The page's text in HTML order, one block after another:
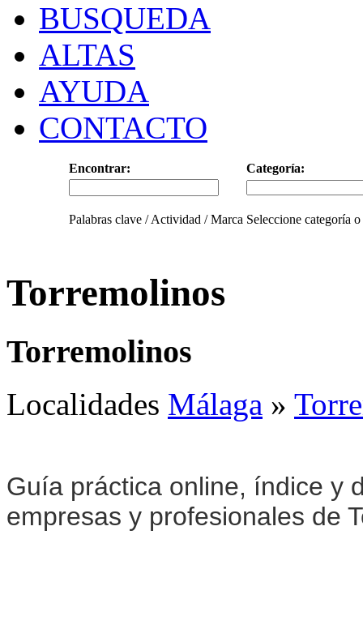
BUSQUEDA
ALTAS
AYUDA
CONTACTO
Encontrar: Categoría:
Palabras clave / Actividad / Marca Seleccione categoría
Torremolinos
Torremolinos
Localidades Málaga »
Guía práctica online, índice y
empresas y profesionales de